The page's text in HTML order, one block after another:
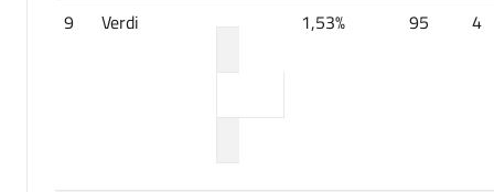
9 Verdi 1,53% 95 4